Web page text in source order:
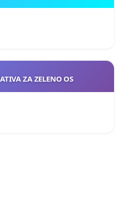
ZA ZELENO OS